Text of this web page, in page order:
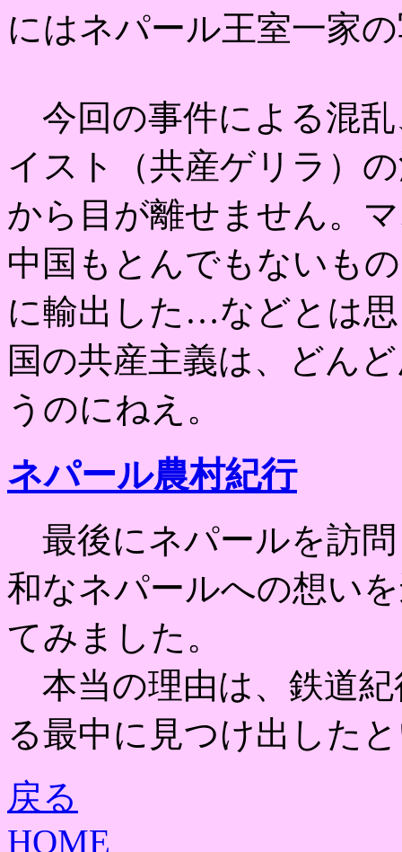
にはネパール王室一家
今回の事件による混
イスト（共産ゲリラ）
から目が離せません。
中国もとんでもないも
に輸出した…などとは
国の共産主義は、どん
うのにねえ。
ネパール農村紀行
最後にネパールを訪問
和なネパールへの想い
てみました。
本当の理由は、鉄道紀
る最中に見つけ出した
戻る
HOME